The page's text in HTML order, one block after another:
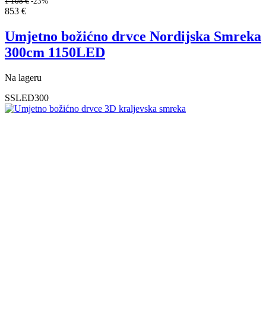
853 €
Umjetno božićno drvce Nordijska Smreka
300cm 1150LED
Na lageru
SSLED300